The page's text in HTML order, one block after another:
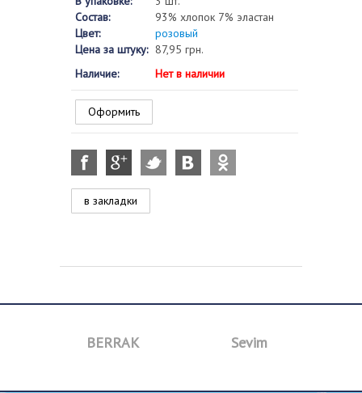
Состав:
93% хлопок 7% эластан
Цвет:
розовый
Цена за штуку: 87,95 грн.
Наличие:
Нет в наличии
Оформить
в закладки
BERRAK Sevim